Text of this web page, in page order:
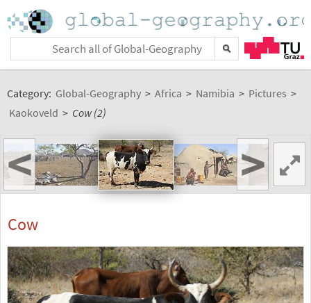
Category: Global-Geography > Africa > Namibia > Pictures >
Kaokoveld > Cow (2)
< >
Cow